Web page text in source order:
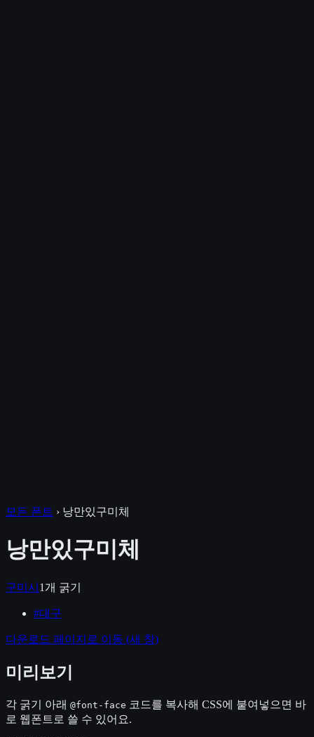
모든 폰트 › 낭만있구미체
낭만있구미체
구미시 1 개 굵기
#대구
다운로드 페이지로 이동 (새 창)
미리보기
각 굵기 아래 @font-face 코드를 복사해 CSS에 붙여넣으면 바
로 웹폰트로 쓸 수 있어요.